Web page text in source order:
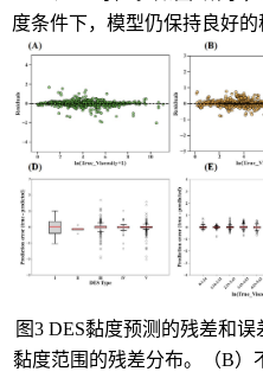
度条件下，模型仍保持良好的
图3 DES黏度预测的残差和误
黏度范围的残差分布。（B）